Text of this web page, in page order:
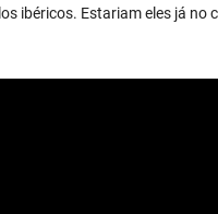
ibéricos. Estariam eles já no